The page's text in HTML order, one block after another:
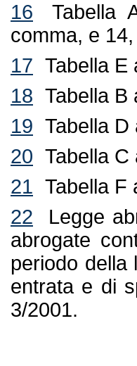
16
Tabella
comma, e
17 Tabella E
18 Tabella B
19 Tabella
20 Tabella
21 Tabella F
22
Legge
abrogate
periodo della
entrata e di
3/2001.